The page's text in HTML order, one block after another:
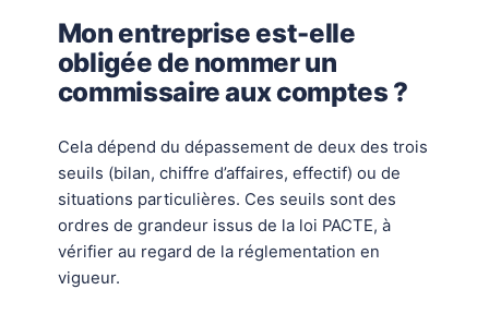
Mon entreprise est-elle
obligée de nommer un
commissaire aux comptes ?
Cela dépend du dépassement de deux des trois
seuils (bilan, chiffre d’affaires, effectif) ou de
situations particulières. Ces seuils sont des
ordres de grandeur issus de la loi PACTE, à
vérifier au regard de la réglementation en
vigueur.